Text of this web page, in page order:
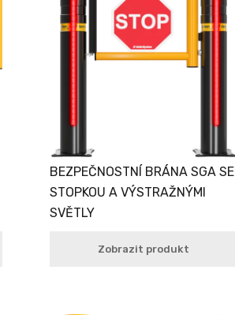
BEZPEČNOSTNÍ BRÁNA SGA SE
STOPKOU A VÝSTRAŽNÝMI
SVĚTLY
Zobrazit produkt